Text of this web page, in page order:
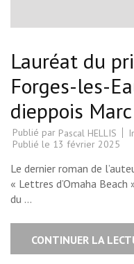
Lauréat du
Forges-les-
dieppois
Publié par Pascal HELLIS
Publié le 13 février 2025
Le dernier roman de
« Lettres d’Omaha
du …
CONTINUER LA